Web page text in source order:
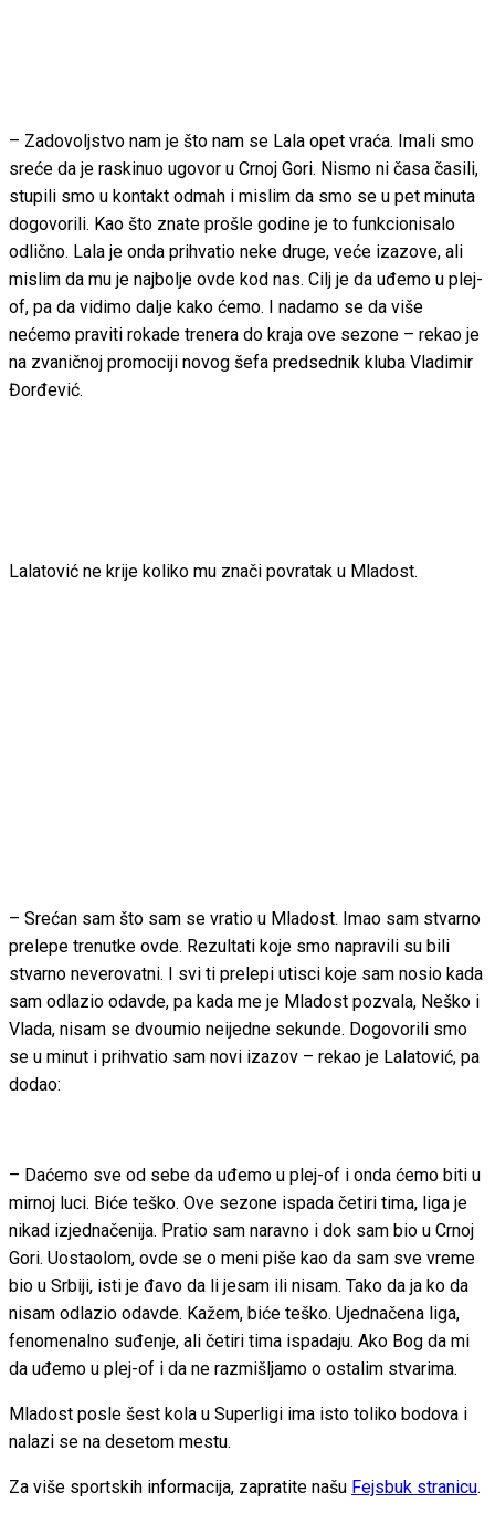
– Zadovoljstvo nam je što nam se Lala opet vraća. Imali smo
sreće da je raskinuo ugovor u Crnoj Gori. Nismo ni časa časili,
stupili smo u kontakt odmah i mislim da smo se u pet minuta
dogovorili. Kao što znate prošle godine je to funkcionisalo
odlično. Lala je onda prihvatio neke druge, veće izazove, ali
mislim da mu je najbolje ovde kod nas. Cilj je da uđemo u plej-
of, pa da vidimo dalje kako ćemo. I nadamo se da više
nećemo praviti rokade trenera do kraja ove sezone – rekao je
na zvaničnoj promociji novog šefa predsednik kluba Vladimir
Đorđević.
Lalatović ne krije koliko mu znači povratak u Mladost.
– Srećan sam što sam se vratio u Mladost. Imao sam stvarno
prelepe trenutke ovde. Rezultati koje smo napravili su bili
stvarno neverovatni. I svi ti prelepi utisci koje sam nosio kada
sam odlazio odavde, pa kada me je Mladost pozvala, Neško i
Vlada, nisam se dvoumio neijedne sekunde. Dogovorili smo
se u minut i prihvatio sam novi izazov – rekao je Lalatović, pa
dodao:
– Daćemo sve od sebe da uđemo u plej-of i onda ćemo biti u
mirnoj luci. Biće teško. Ove sezone ispada četiri tima, liga je
nikad izjednačenija. Pratio sam naravno i dok sam bio u Crnoj
Gori. Uostaolom, ovde se o meni piše kao da sam sve vreme
bio u Srbiji, isti je đavo da li jesam ili nisam. Tako da ja ko da
nisam odlazio odavde. Kažem, biće teško. Ujednačena liga,
fenomenalno suđenje, ali četiri tima ispadaju. Ako Bog da mi
da uđemo u plej-of i da ne razmišljamo o ostalim stvarima.
Mladost posle šest kola u Superligi ima isto toliko bodova i
nalazi se na desetom mestu.
Za više sportskih informacija, zapratite našu Fejsbuk stranicu.